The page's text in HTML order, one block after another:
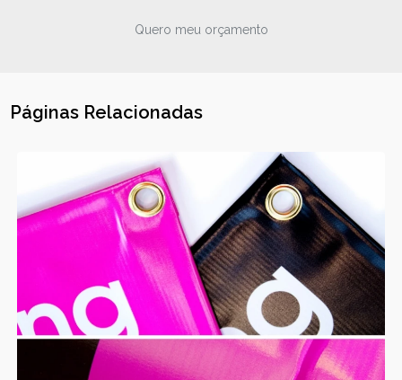
Quero meu orçamento
Páginas Relacionadas